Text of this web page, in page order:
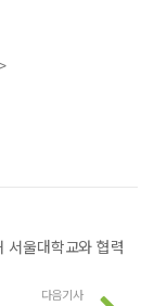
서울대학교와 협력
다음기사